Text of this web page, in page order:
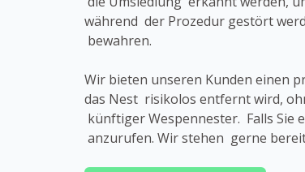
während der Prozedur gestört
bewahren.
Wir bieten unseren Kunden einen
das Nest risikolos entfernt wird,
künftiger Wespennester. Falls Sie
anzurufen. Wir stehen gerne